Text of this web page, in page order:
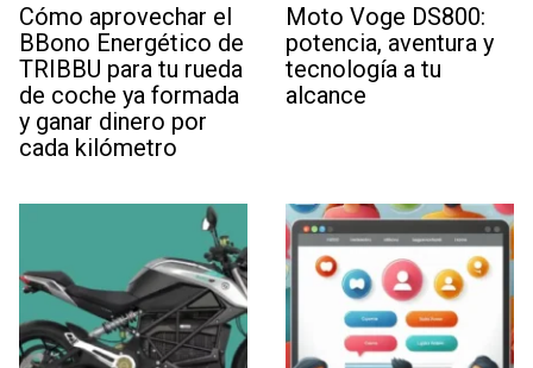
Cómo aprovechar el
BBono Energético de
TRIBBU para tu rueda
de coche ya formada
y ganar dinero por
cada kilómetro
Moto Voge DS800:
potencia, aventura y
tecnología a tu
alcance